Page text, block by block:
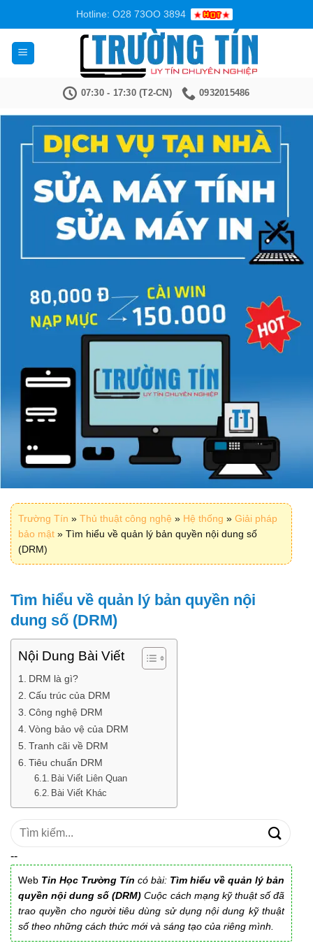
nội
dung
Hotline: O28 73OO 3894
07:30 - 17:30 (T2-CN) 0932015486
Trường Tín » Thủ thuật công nghệ » Hệ thống » Giải pháp
bảo mật » Tìm hiểu về quản lý bản quyền nội dung số
(DRM)
Tìm hiểu về quản lý bản quyền nội
dung số (DRM)
Nội Dung Bài Viết
DRM là gì?
Cấu trúc của DRM
Công nghệ DRM
Vòng bảo vệ của DRM
Tranh cãi về DRM
Tiêu chuẩn DRM
Bài Viết Liên Quan
Bài Viết Khác
Tìm
--
Web Tin Học Trường Tín có bài: Tìm hiểu về quản lý bản
quyền nội dung số (DRM) Cuộc cách mạng kỹ thuật số đã
trao quyền cho người tiêu dùng sử dụng nội dung kỹ thuật
số theo những cách thức mới và sáng tạo của riêng mình.